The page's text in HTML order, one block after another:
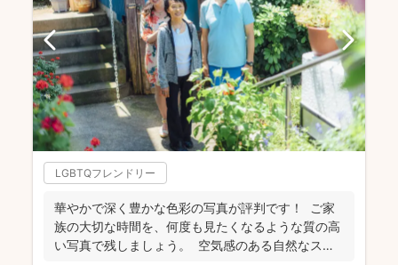
LGBTQフレンドリー
華やかで深く豊かな色彩の写真が評判です！ ご家
族の大切な時間を、何度も見たくなるような質の高
い写真で残しましょう。 空気感のある自然なスナ